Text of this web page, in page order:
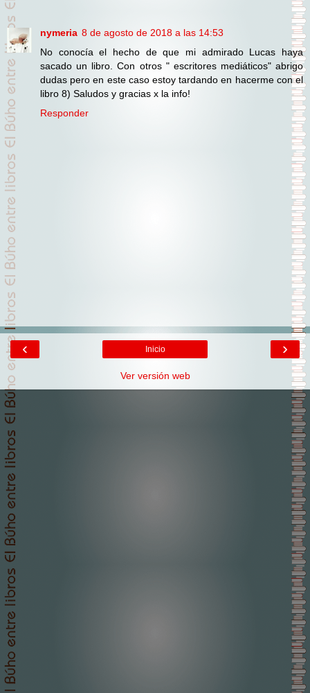
nymeria 8 de agosto de 2018 a las 14:53
No conocía el hecho de que mi admirado Lucas haya
sacado un libro. Con otros " escritores mediáticos" abrigo
dudas pero en este caso estoy tardando en hacerme con el
libro 8) Saludos y gracias x la info!
Responder
‹ ›
Inicio
Ver versión web